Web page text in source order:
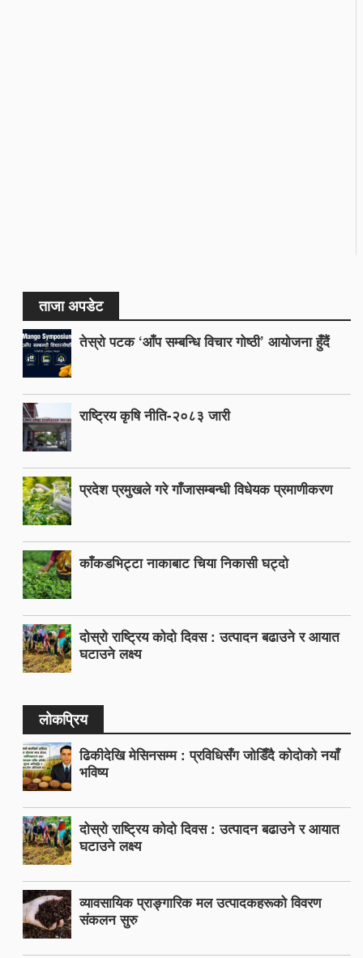
ताजा अपडेट
तेस्रो पटक ‘आँप सम्बन्धि विचार गोष्ठी’ आयोजना हुँदैं
राष्ट्रिय कृषि नीति-२०८३ जारी
प्रदेश प्रमुखले गरे गाँजासम्बन्धी विधेयक प्रमाणीकरण
काँकडभिट्टा नाकाबाट चिया निकासी घट्दो
दोस्रो राष्ट्रिय कोदो दिवस : उत्पादन बढाउने र आयात
घटाउने लक्ष्य
लोकप्रिय
ढिकीदेखि मेसिनसम्म : प्रविधिसँग जोडिँदै कोदोको नयाँ
भविष्य
दोस्रो राष्ट्रिय कोदो दिवस : उत्पादन बढाउने र आयात
घटाउने लक्ष्य
व्यावसायिक प्राङ्गारिक मल उत्पादकहरूको विवरण
संकलन सुरु